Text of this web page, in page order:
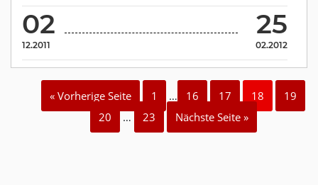
02
12.2011
25
02.2012
« Vorherige Seite 1 … 16 17 18
19
20
… 23 Nächste Seite »